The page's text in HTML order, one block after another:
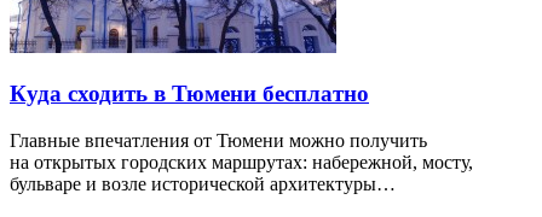
Куда сходить в Тюмени бесплатно
Главные впечатления от Тюмени можно получить
на открытых городских маршрутах: набережной, мосту,
бульваре и возле исторической архитектуры…